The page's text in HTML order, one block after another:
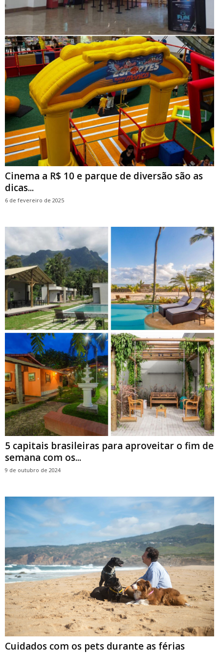
Cinema a R$ 10 e parque de diversão são as
dicas...
6 de fevereiro de 2025
5 capitais brasileiras para aproveitar o fim de
semana com os...
9 de outubro de 2024
Cuidados com os pets durante as férias